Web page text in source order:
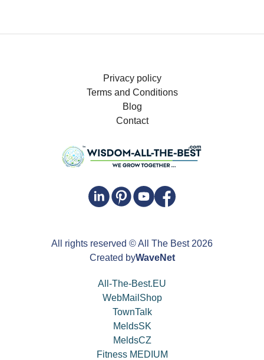
Privacy policy
Terms and Conditions
Blog
Contact
All rights reserved © All The Best2026
Created byWaveNet
All-The-Best.EU
WebMailShop
TownTalk
MeldsSK
MeldsCZ
Fitness MEDIUM